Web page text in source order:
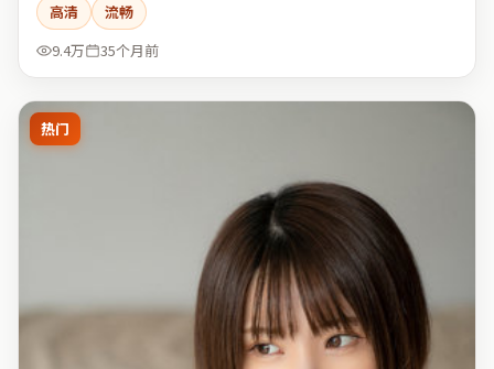
高清
流畅
9.4万
35个月前
热门